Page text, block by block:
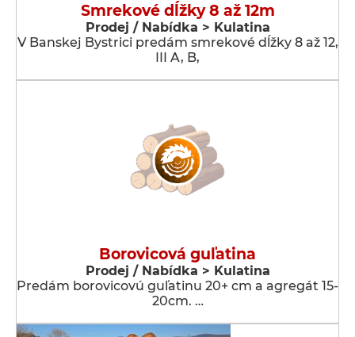
Smrekové dĺžky 8 až 12m
Prodej / Nabídka > Kulatina
V Banskej Bystrici predám smrekové dĺžky 8 až 12,
III A, B,
Borovicová guľatina
Prodej / Nabídka > Kulatina
Predám borovicovú guľatinu 20+ cm a agregát 15-
20cm. …